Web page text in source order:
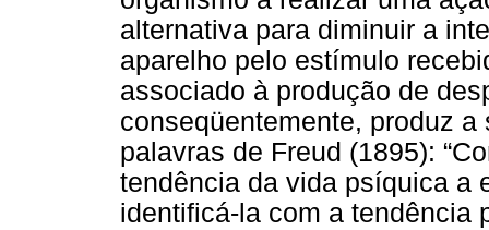
alternativa para diminuir a
aparelho pelo estímulo
associado à produção de
conseqüentemente, produz
palavras de Freud (1895):
tendência da vida psíquica a
identificá-la com a tendência